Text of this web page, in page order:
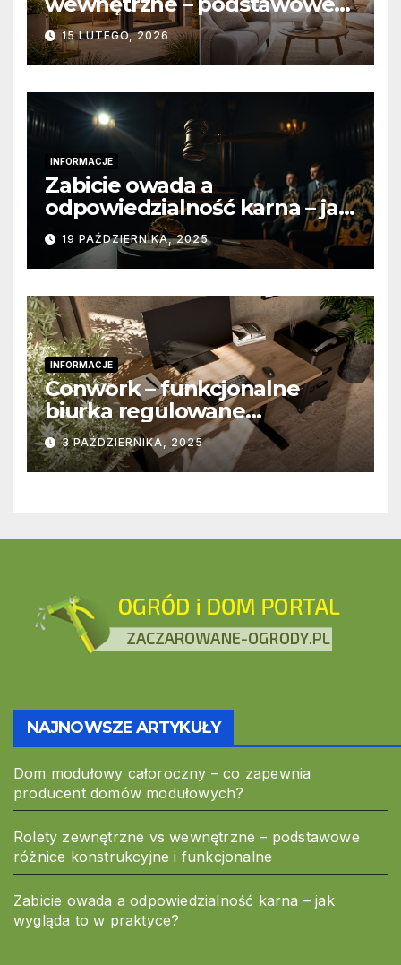
różnice konstrukcyjne i
funkcjonalne
15 LUTEGO, 2026
INFORMACJE
Zabicie owada a
odpowiedzialność karna – jak
wygląda to w praktyce?
19 PAŹDZIERNIKA, 2025
INFORMACJE
Conwork – funkcjonalne
biurka regulowane
stworzone z myślą o
nowoczesnych
przestrzeniach pracy
3 PAŹDZIERNIKA, 2025
NAJNOWSZE ARTYKUŁY
Dom modułowy całoroczny – co zapewnia
producent domów modułowych?
Rolety zewnętrzne vs wewnętrzne – podstawowe
różnice konstrukcyjne i funkcjonalne
Zabicie owada a odpowiedzialność karna – jak
wygląda to w praktyce?